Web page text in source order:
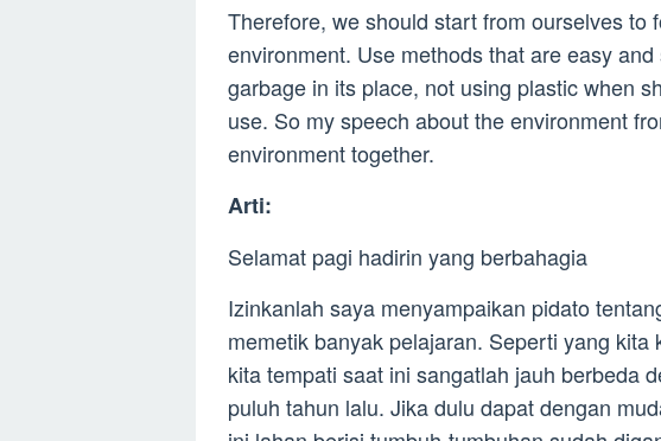
Therefore, we should start from ourselves to
environment. Use methods that are easy
garbage in its place, not using plastic when
use. So my speech about the environment
environment together.
Arti:
Selamat pagi hadirin yang berbahagia
Izinkanlah saya menyampaikan pidato
memetik banyak pelajaran. Seperti yang
kita tempati saat ini sangatlah jauh berbeda
puluh tahun lalu. Jika dulu dapat dengan